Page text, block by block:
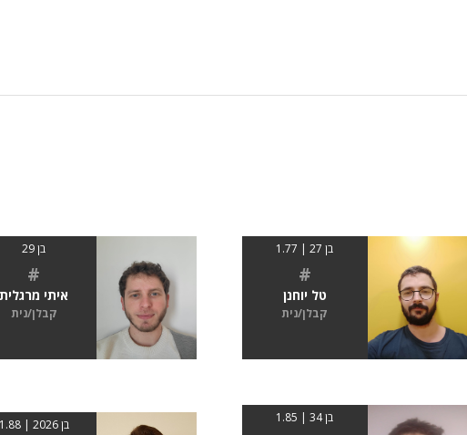
בן 27 | 1.77
#
טל יוחנן
קבלן/נית
בן 29
#
איתי מרגלית
קבלן/נית
בן 34 | 1.85 בן 2026 | 1.88